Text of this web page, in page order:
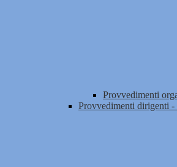
Provvedimenti
Provvedimenti dirigenti -